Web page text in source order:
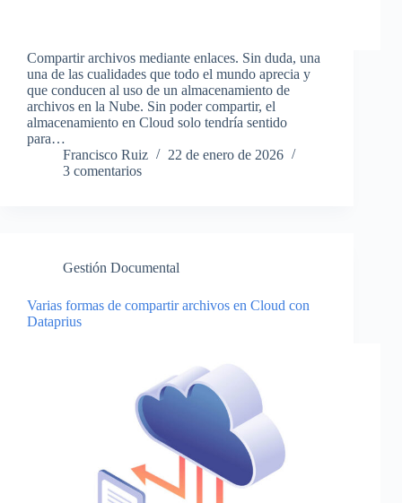
Compartir archivos mediante enlaces. Sin duda, una
una de las cualidades que todo el mundo aprecia y
que conducen al uso de un almacenamiento de
archivos en la Nube. Sin poder compartir, el
almacenamiento en Cloud solo tendría sentido
para…
Francisco Ruiz
22 de enero de 2026
3 comentarios
Gestión Documental
Varias formas de compartir archivos en Cloud con
Dataprius